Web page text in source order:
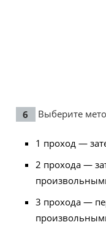
Выберите
1 проход —
2 прохода —
3 прохода —